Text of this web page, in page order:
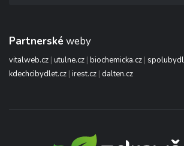
Partnerské weby
vitalweb.cz | utulne.cz | biochemicka.cz |
kdechcibydlet.cz | irest.cz | dalten.cz